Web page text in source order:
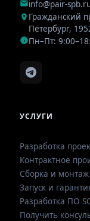
info@pair-
Гражданский
Петербург,
Пн–Пт:
УСЛУГИ
Разработка
Контрактное
Сборка и монтаж
Запуск и
Разработка ПО
Получить